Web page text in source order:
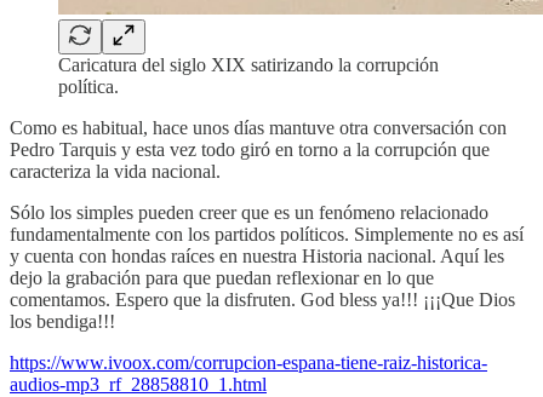
Caricatura del siglo XIX satirizando la corrupción
política.
Como es habitual, hace unos días mantuve otra conversación con
Pedro Tarquis y esta vez todo giró en torno a la corrupción que
caracteriza la vida nacional.
Sólo los simples pueden creer que es un fenómeno relacionado
fundamentalmente con los partidos políticos. Simplemente no es así
y cuenta con hondas raíces en nuestra Historia nacional. Aquí les
dejo la grabación para que puedan reflexionar en lo que
comentamos. Espero que la disfruten. God bless ya!!! ¡¡¡Que Dios
los bendiga!!!
https://www.ivoox.com/corrupcion-espana-tiene-raiz-historica-
audios-mp3_rf_28858810_1.html